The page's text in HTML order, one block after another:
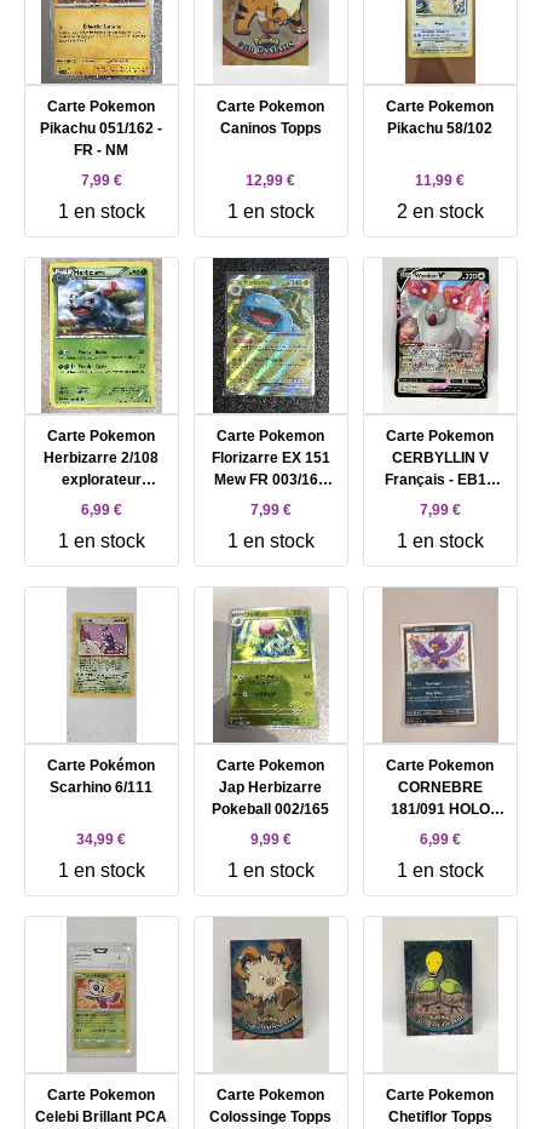
Carte Pokemon
Pikachu 051/162 -
FR - NM
7,99 €
1 en stock
Carte Pokemon
Caninos Topps
12,99 €
1 en stock
Carte Pokemon
Pikachu 58/102
11,99 €
2 en stock
Carte Pokemon
Herbizarre 2/108
explorateur
obscurs FR - PL
6,99 €
1 en stock
Carte Pokemon
Florizarre EX 151
Mew FR 003/165
NM
7,99 €
1 en stock
Carte Pokemon
CERBYLLIN V
Français - EB10
Astres radieux FR
7,99 €
1 en stock
Carte Pokémon
Scarhino 6/111
34,99 €
1 en stock
Carte Pokemon
Jap Herbizarre
Pokeball 002/165
9,99 €
1 en stock
Carte Pokemon
CORNEBRE
181/091 HOLO
SHINY EV4.5
Paldea PAF FR
6,99 €
1 en stock
Carte Pokemon
Celebi Brillant PCA
Carte Pokemon
Colossinge Topps
Carte Pokemon
Chetiflor Topps